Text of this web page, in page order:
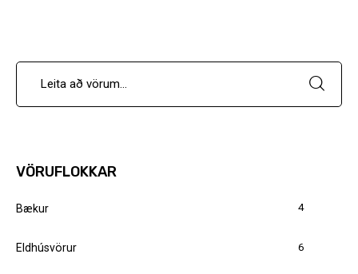
VÖRUFLOKKAR
Bækur 4
Eldhúsvörur 6